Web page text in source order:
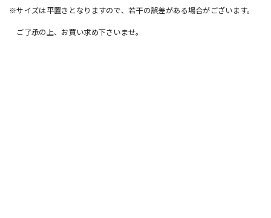
※サイズは平置きとなりますので、若干の誤差がある場合がございます。
ご了承の上、お買い求め下さいませ。